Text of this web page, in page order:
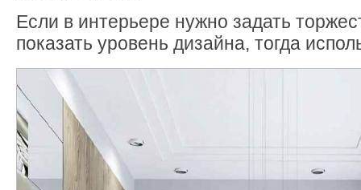
Если в интерьере нужно задать
показать уровень дизайна, тогда